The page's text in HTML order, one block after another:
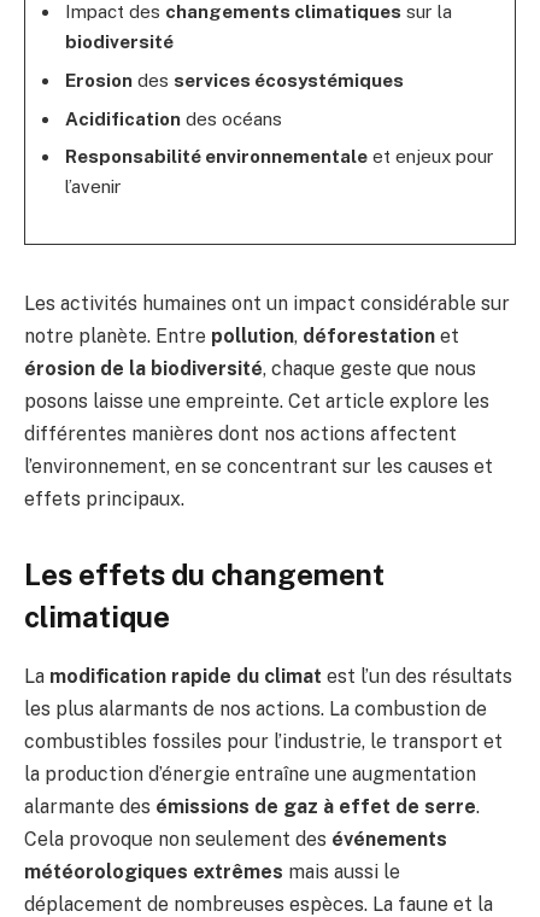
Impact des changements climatiques sur la
biodiversité
Erosiondes services écosystémiques
Acidificationdes océans
Responsabilité environnementaleet enjeux pour
l’avenir
Les activités humaines ont un impact considérable sur
notre planète. Entre pollution, déforestation et
érosion de la biodiversité, chaque geste que nous
posons laisse une empreinte. Cet article explore les
différentes manières dont nos actions affectent
l’environnement, en se concentrant sur les causes et
effets principaux.
Les effets du changement
climatique
La modification rapide du climat est l’un des résultats
les plus alarmants de nos actions. La combustion de
combustibles fossiles pour l’industrie, le transport et
la production d’énergie entraîne une augmentation
alarmante des émissions de gaz à effet de serre.
Cela provoque non seulement des événements
météorologiques extrêmes mais aussi le
déplacement de nombreuses espèces. La faune et la